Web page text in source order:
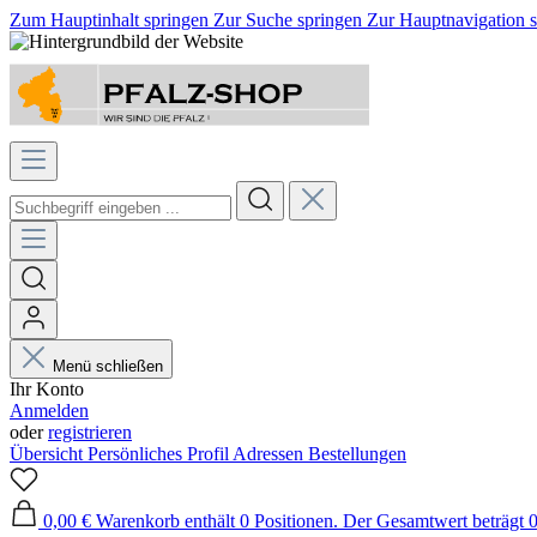
Zum Hauptinhalt springen Zur Suche springen Zur Hauptnavigation
Menü schließen
Ihr Konto
Anmelden
oderregistrieren
Übersicht Persönliches Profil Adressen Bestellungen
0,00 € Warenkorb enthält 0 Positionen. Der Gesamtwert beträgt